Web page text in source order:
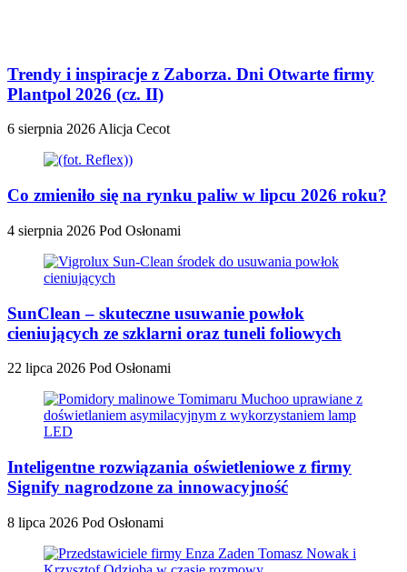
Trendy i inspiracje z Zaborza. Dni Otwarte firmy
Plantpol 2026 (cz. II)
6 sierpnia 2026Alicja Cecot
Co zmieniło się na rynku paliw w lipcu 2026 roku?
4 sierpnia 2026 Pod Osłonami
SunClean – skuteczne usuwanie powłok
cieniujących ze szklarni oraz tuneli foliowych
22 lipca 2026 Pod Osłonami
Inteligentne rozwiązania oświetleniowe z firmy
Signify nagrodzone za innowacyjność
8 lipca 2026 Pod Osłonami